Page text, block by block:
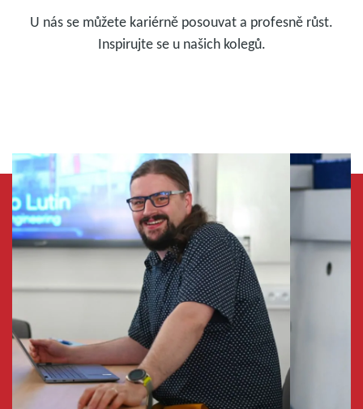
U nás se můžete kariérně posouvat a profesně růst.
Inspirujte se u našich kolegů.